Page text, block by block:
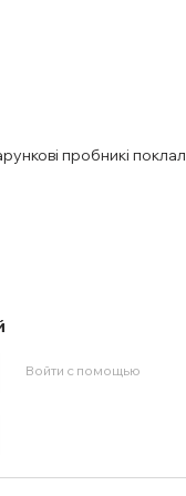
пробникі
Войти с помощью